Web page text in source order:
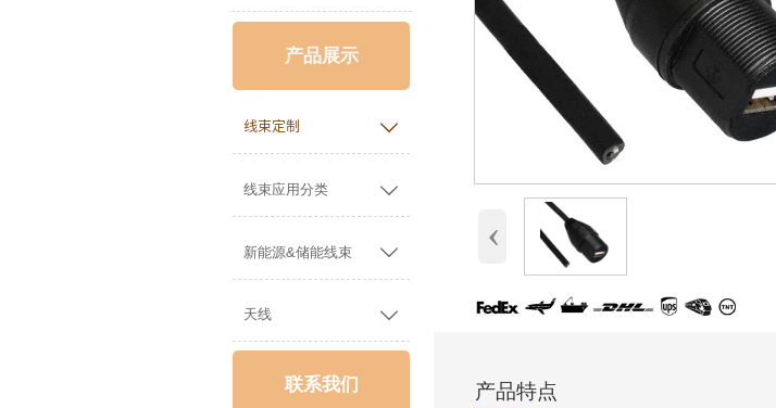
产品展示
线束定制 
线束应用分类 
新能源&储能线束 
天线 
联系我们
‹
产品特点